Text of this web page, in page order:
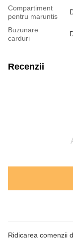
Compartiment
pentru maruntis
Buzunare
carduri
Recenzii
Ridicarea comenzii